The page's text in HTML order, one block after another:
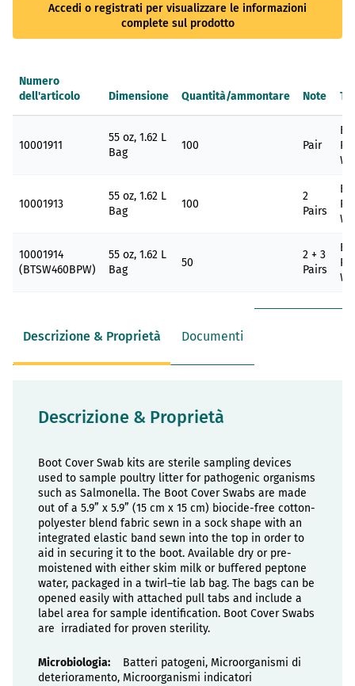
Accedi o registrati per visualizzare le informazioni
complete sul prodotto
raggruppati
Numero
dell'articolo
Dimensione Quantità/ammontare Note
10001911
55 oz, 1.62 L
Bag
100 Pair
10001913
55 oz, 1.62 L
Bag
100
2
Pairs
10001914
(BTSW460BPW)
55 oz, 1.62 L
Bag
50
2 + 3
Pairs
Descrizione & Proprietà Documenti
Descrizione & Proprietà
Boot Cover Swab kits are sterile sampling devices
used to sample poultry litter for pathogenic organisms
such as Salmonella. The Boot Cover Swabs are made
out of a 5.9” x 5.9” (15 cm x 15 cm) biocide-free cotton-
polyester blend fabric sewn in a sock shape with an
integrated elastic band sewn into the top in order to
aid in securing it to the boot. Available dry or pre-
moistened with either skim milk or buffered peptone
water, packaged in a twirl–tie lab bag. The bags can be
opened easily with attached pull tabs and include a
label area for sample identification. Boot Cover Swabs
are irradiated for proven sterility.
Proprietà
Batteri patogeni, Microorganismi di
deterioramento, Microorganismi indicatori